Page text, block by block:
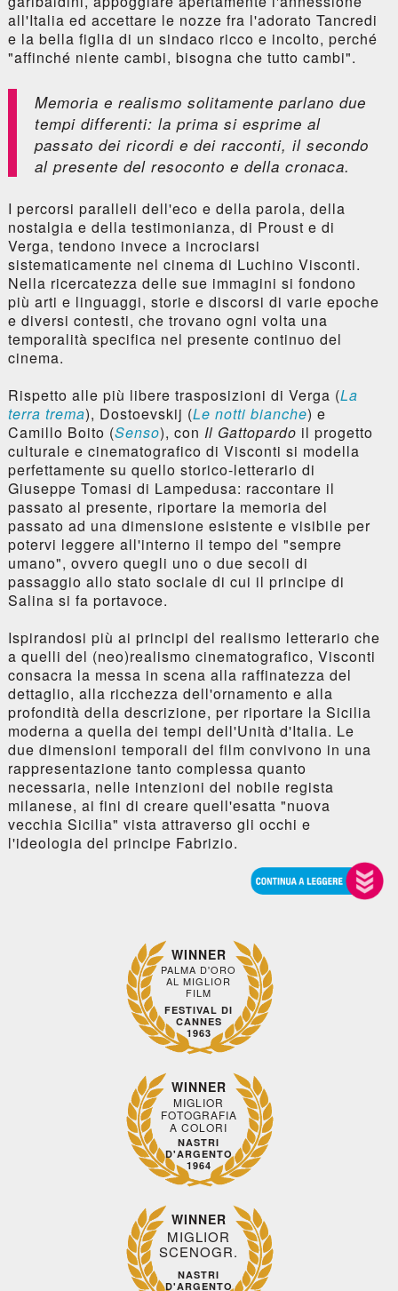
all'Italia ed accettare le nozze fra l'adorato Tancredi
e la bella figlia di un sindaco ricco e incolto, perché
"affinché niente cambi, bisogna che tutto cambi".
Memoria e realismo solitamente parlano due
tempi differenti: la prima si esprime al
passato dei ricordi e dei racconti, il secondo
al presente del resoconto e della cronaca.
I percorsi paralleli dell'eco e della parola, della
nostalgia e della testimonianza, di Proust e di
Verga, tendono invece a incrociarsi
sistematicamente nel cinema di Luchino Visconti.
Nella ricercatezza delle sue immagini si fondono
più arti e linguaggi, storie e discorsi di varie epoche
e diversi contesti, che trovano ogni volta una
temporalità specifica nel presente continuo del
cinema.
Rispetto alle più libere trasposizioni di Verga (La
terra trema), Dostoevskij (Le notti bianche) e
Camillo Boito (Senso), con Il Gattopardo il progetto
culturale e cinematografico di Visconti si modella
perfettamente su quello storico-letterario di
Giuseppe Tomasi di Lampedusa: raccontare il
passato al presente, riportare la memoria del
passato ad una dimensione esistente e visibile per
potervi leggere all'interno il tempo del "sempre
umano", ovvero quegli uno o due secoli di
passaggio allo stato sociale di cui il principe di
Salina si fa portavoce.
Ispirandosi più ai principi del realismo letterario che
a quelli del (neo)realismo cinematografico, Visconti
consacra la messa in scena alla raffinatezza del
dettaglio, alla ricchezza dell'ornamento e alla
profondità della descrizione, per riportare la Sicilia
moderna a quella dei tempi dell'Unità d'Italia. Le
due dimensioni temporali del film convivono in una
rappresentazione tanto complessa quanto
necessaria, nelle intenzioni del nobile regista
milanese, ai fini di creare quell'esatta "nuova
vecchia Sicilia" vista attraverso gli occhi e
l'ideologia del principe Fabrizio.
WINNER
PALMA D'ORO
AL MIGLIOR
FILM
FESTIVAL DI
CANNES
1963
WINNER
MIGLIOR
FOTOGRAFIA
A COLORI
NASTRI
D'ARGENTO
1964
WINNER
MIGLIOR
SCENOGR.
NASTRI
D'ARGENTO